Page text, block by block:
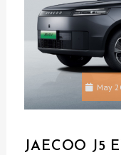
May
JAECOO J5